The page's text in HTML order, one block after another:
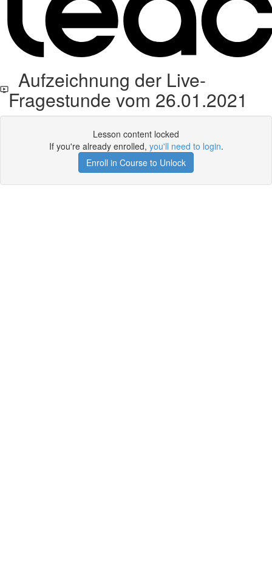
Aufzeichnung der Live-
Fragestunde vom 26.01.2021
Lesson content locked
If you're already enrolled, you'll need to login.
Enroll in Course to Unlock